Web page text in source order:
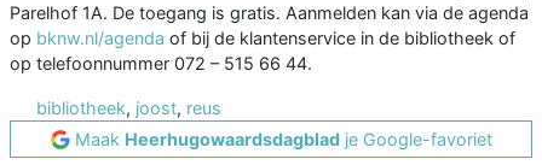
Parelhof 1A. De toegang is gratis. Aanmelden kan via de agenda
op bknw.nl/agenda of bij de klantenservice in de bibliotheek of
op telefoonnummer 072 – 515 66 44.
bibliotheek, joost, reus
Maak Heerhugowaardsdagbladje Google-favoriet